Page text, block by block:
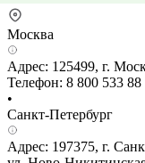
Москва
Адрес: 125499, г.
Телефон: 8 800 533 88
•
Санкт-Петербург
Адрес: 197375, г.